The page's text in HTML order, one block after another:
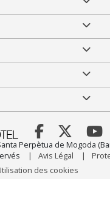
Perpètua de Mogoda
Avis Légal
des cookies